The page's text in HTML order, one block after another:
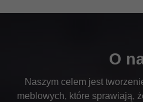
O
Naszym celem jest
meblowych, które sprawiają,